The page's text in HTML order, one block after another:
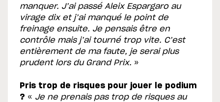
manquer. J’ai passé Aleix Espargaro au
virage dix et j’ai manqué le point de
freinage ensuite. Je pensais être en
contrôle mais j’ai tourné trop vite. C’est
entièrement de ma faute, je serai plus
prudent lors du Grand Prix. »
Pris trop de risques pour jouer le podium
? « Je ne prenais pas trop de risques au